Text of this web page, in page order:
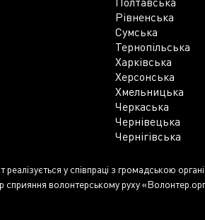
Рівненська
Сумська
Тернопільська
Харківська
Херсонська
Хмельницька
Черкаська
Чернівецька
Чернігівська
реалізується у співпраці з громадською
сприяння волонтерському руху